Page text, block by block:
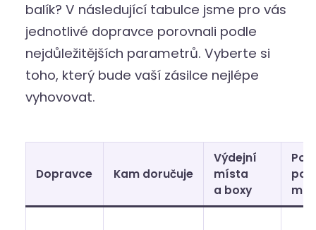
balík? V následující tabulce jsme pro vás
jednotlivé dopravce porovnali podle
nejdůležitějších parametrů. Vyberte si
toho, který bude vaší zásilce nejlépe
vyhovovat.
Dopravce Kam doručuje
Výdejní
místa
a boxy